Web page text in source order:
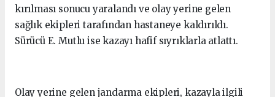
kırılması sonucu yaralandı ve olay yerine gelen
sağlık ekipleri tarafından hastaneye kaldırıldı.
Sürücü E. Mutlu ise kazayı hafif sıyrıklarla atlattı.
Olay yerine gelen jandarma ekipleri, kazayla ilgili